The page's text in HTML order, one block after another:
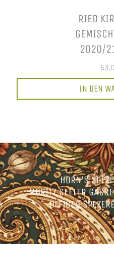
RIED
2020/
IN DEN
HORN’S
MORITZ SEELER